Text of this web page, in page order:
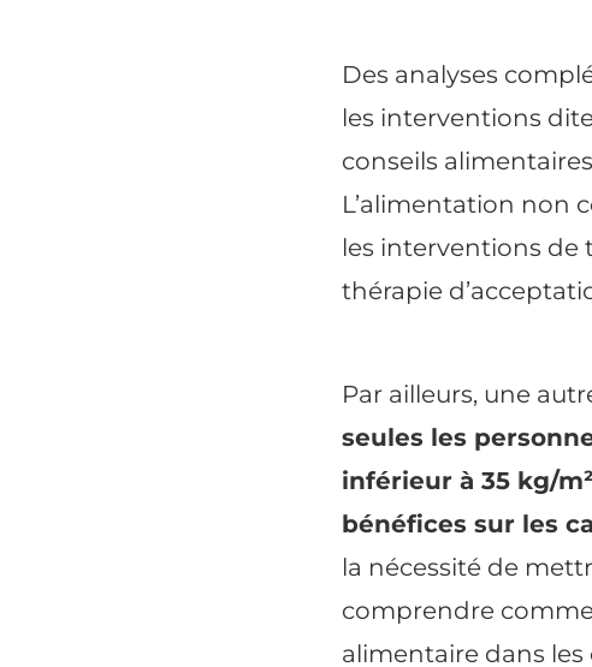
Des analyses
les interventions
conseils
L’alimentation non
les interventions de
thérapie
Par ailleurs, une
seules les
inférieur à 35 kg/
bénéfices sur les
la nécessité de
comprendre
alimentaire dans les